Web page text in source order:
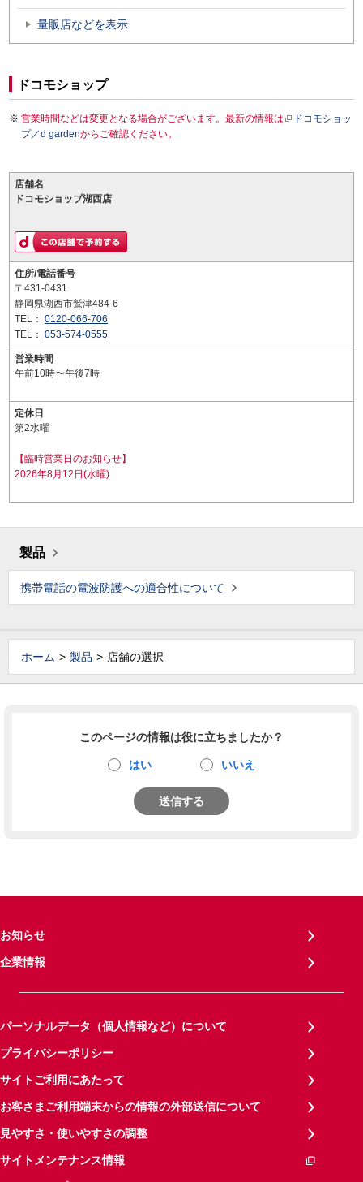
量販店などを表示
ドコモショップ
営業時間などは変更となる場合がございます。最新の情報は
ドコモショッ
プ／d gardenからご確認ください。
店舗名
ドコモショップ湖西店
住所/電話番号
〒431-0431
静岡県湖西市鷲津484-6
TEL： 0120-066-706
TEL： 053-574-0555
営業時間
午前10時〜午後7時
定休日
第2水曜
【臨時営業日のお知らせ】
2026年8月12日(水曜)
製品
携帯電話の電波防護への適合性について
ホーム 製品 店舗の選択
このページの情報は役に立ちましたか？
はい いいえ
送信する
お知らせ
企業情報
パーソナルデータ（個人情報など）について
プライバシーポリシー
サイトご利用にあたって
お客さまご利用端末からの情報の外部送信について
見やすさ・使いやすさの調整
サイトメンテナンス情報